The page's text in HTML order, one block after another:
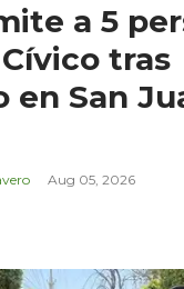
a 5
tras
en San
Aug 05, 2026